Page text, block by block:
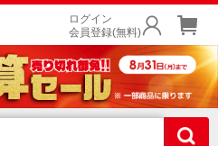
ログイン
会員登録(無料)